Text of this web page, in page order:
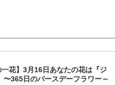
一花】3月16日あなたの花は『ジ
〜365日のバースデーフラワー～